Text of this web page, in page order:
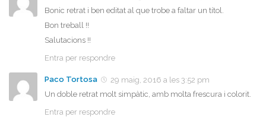
Bonic retrat i ben editat al que trobe a faltar un títol.
Bon treball !!
Salutacions !!
Entra per respondre
Paco Tortosa
29 maig, 2016 a les 3:52 pm
Un doble retrat molt simpàtic, amb molta frescura i colorit.
Entra per respondre